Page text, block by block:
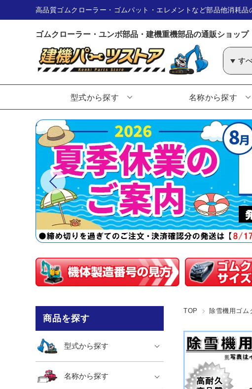
高品質ゴムクローラー・ゴムパット・エレメントなど部品他消耗品
ゴムクローラー・ユンボ部品・建機重機部品の通販ショップ
型式から探す 名称から探す
TOP 除雪機用ゴム
商品を探す
型式から探す
名称から探す